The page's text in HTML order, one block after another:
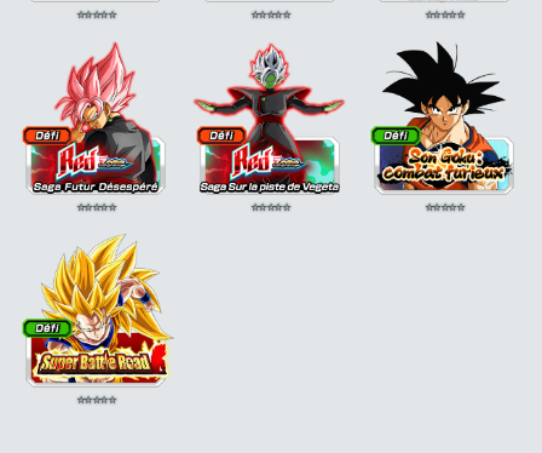
⭐⭐⭐⭐⭐ ⭐⭐⭐⭐⭐ ⭐⭐⭐⭐⭐
⭐⭐⭐⭐⭐ ⭐⭐⭐⭐⭐ ⭐⭐⭐⭐⭐
⭐⭐⭐⭐⭐